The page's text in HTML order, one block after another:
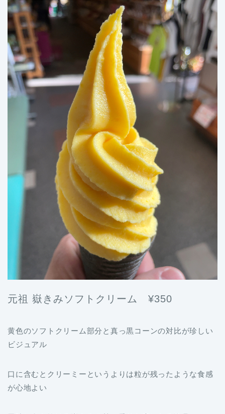
元祖 嶽きみソフトクリーム ¥350
黄色のソフトクリーム部分と真っ黒コーンの対比が珍しい
ビジュアル
口に含むとクリーミーというよりは粒が残ったような食感
が心地よい